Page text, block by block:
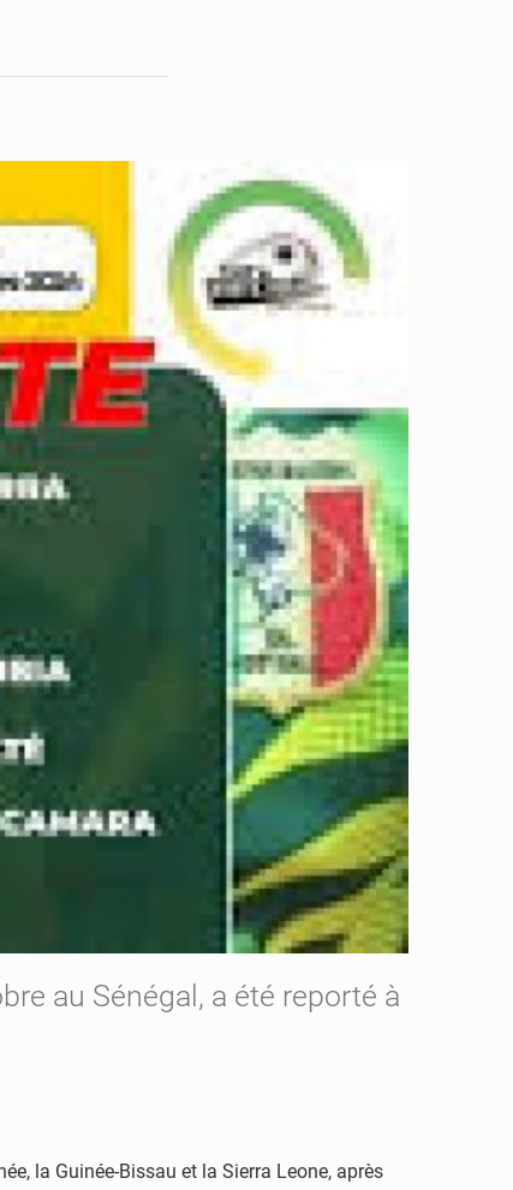
au Sénégal, a été reporté à
la Guinée-Bissau et la Sierra Leone, après